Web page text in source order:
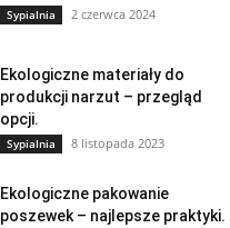
Sypialnia 2 czerwca 2024
Ekologiczne materiały do
produkcji narzut – przegląd
opcji.
Sypialnia 8 listopada 2023
Ekologiczne pakowanie
poszewek – najlepsze praktyki.